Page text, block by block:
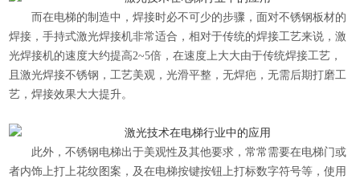
而在电梯的制造中，焊接时必不可少的步骤，面对不锈钢板材的
焊接，手持式激光焊接机非常适合，相对于传统的焊接工艺来说，激
光焊接机的速度大约提高2~5倍，在速度上大大由于传统焊接工艺，
且激光焊接不锈钢，工艺美观，光滑平整，无焊疤，无需后期打磨工
艺，焊接效果大大提升。
此外，不锈钢电梯出于美观性及其他要求，常常需要在电梯门或
者内饰上打上花纹图案，及在电梯按键按钮上打标数字符号等，使用